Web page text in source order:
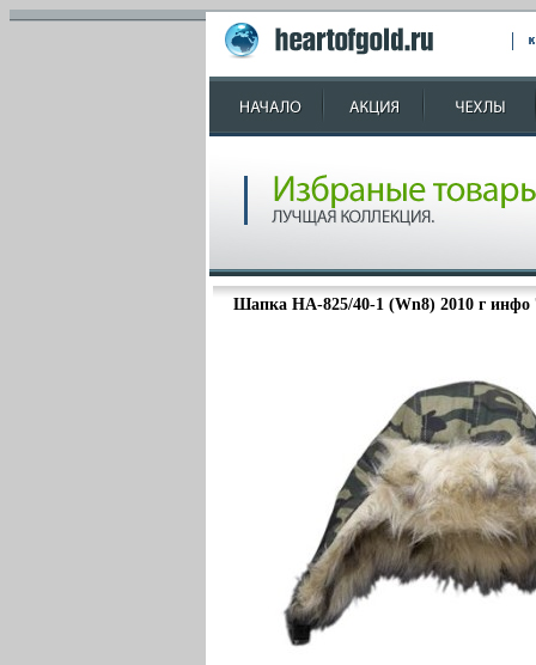
Шапка HA-825/40-1 (Wn8) 2010 г инфо